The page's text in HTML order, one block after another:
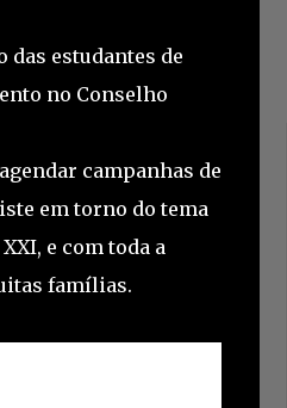
das estudantes de
no Conselho
campanhas de
em torno do tema
e com toda a
famílias.